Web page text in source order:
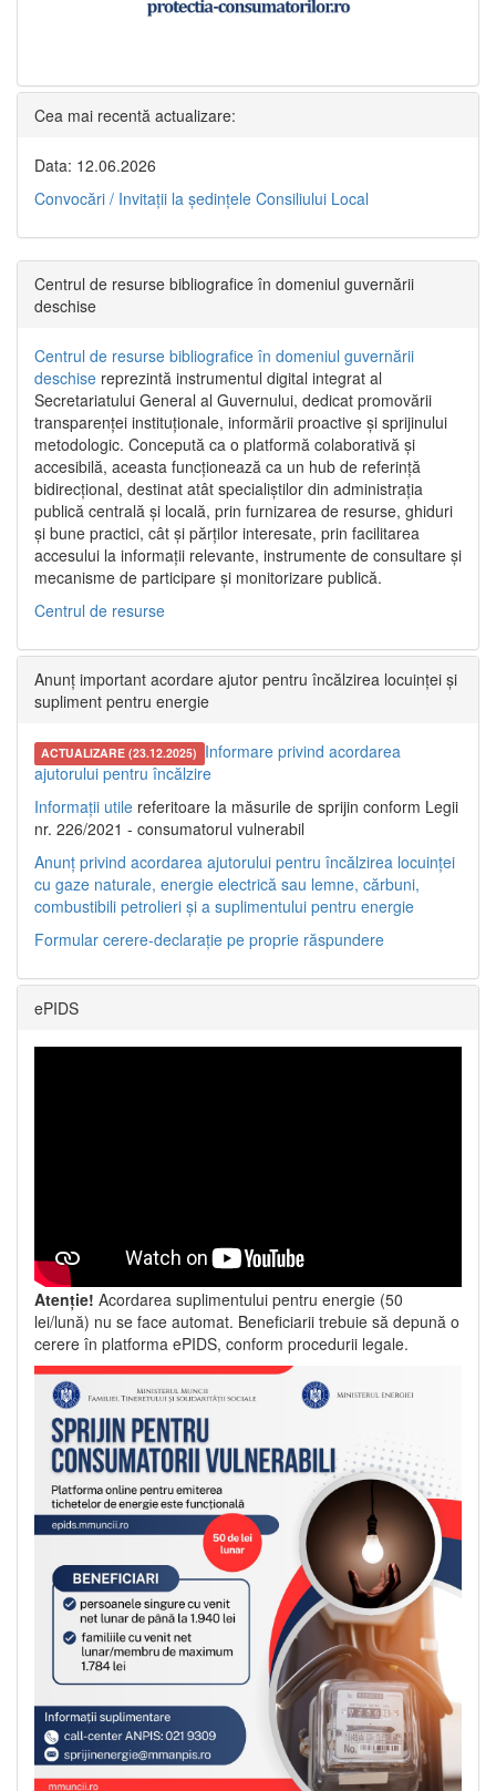
Cea mai recentă actualizare:
Data: 12.06.2026
Convocări / Invitaţii la şedinţele Consiliului Local
Centrul de resurse bibliografice în domeniul guvernării
deschise
Centrul de resurse bibliografice în domeniul guvernării
deschise reprezintă instrumentul digital integrat al
Secretariatului General al Guvernului, dedicat promovării
transparenței instituționale, informării proactive și sprijinului
metodologic. Concepută ca o platformă colaborativă și
accesibilă, aceasta funcționează ca un hub de referință
bidirecțional, destinat atât specialiștilor din administrația
publică centrală și locală, prin furnizarea de resurse, ghiduri
și bune practici, cât și părților interesate, prin facilitarea
accesului la informații relevante, instrumente de consultare și
mecanisme de participare și monitorizare publică.
Centrul de resurse
Anunț important acordare ajutor pentru încălzirea locuinței și
supliment pentru energie
ACTUALIZARE (23.12.2025) Informare privind acordarea
ajutorului pentru încălzire
Informații utile referitoare la măsurile de sprijin conform Legii
nr. 226/2021 - consumatorul vulnerabil
Anunț privind acordarea ajutorului pentru încălzirea locuinței
cu gaze naturale, energie electrică sau lemne, cărbuni,
combustibili petrolieri și a suplimentului pentru energie
Formular cerere-declarație pe proprie răspundere
ePIDS
Atenție! Acordarea suplimentului pentru energie (50
lei/lună) nu se face automat. Beneficiarii trebuie să depună o
cerere în platforma ePIDS, conform procedurii legale.